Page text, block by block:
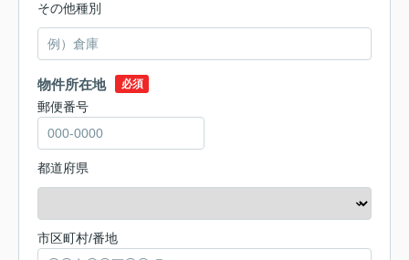
その他種別
物件所在地 必須
郵便番号
都道府県
市区町村/番地